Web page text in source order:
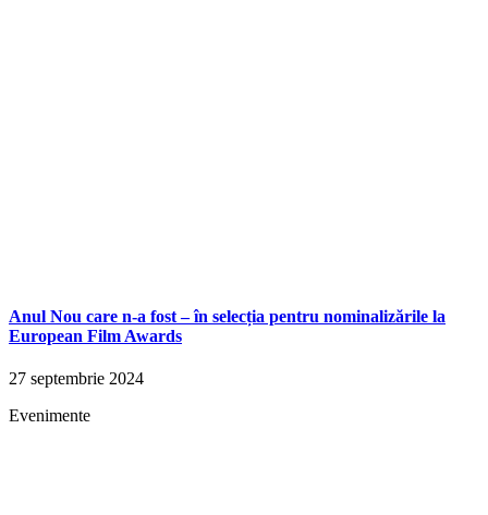
Anul Nou care n-a fost – în selecția pentru nominalizările la
European Film Awards
27 septembrie 2024
Evenimente